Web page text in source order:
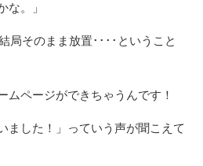
な。」
局そのまま放置････ということ
ムページができちゃうんです！
ました！」っていう声が聞こえて